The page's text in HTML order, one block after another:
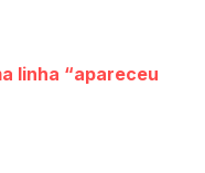
linha “apareceu